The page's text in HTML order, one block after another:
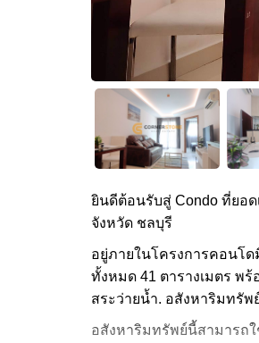
ยินดีต้อนรับสู่ Condo ที่ยอด
จังหวัด ชลบุรี
อยู่ภายในโครงการคอนโด
ทั้งหมด 41 ตารางเมตร พ
สระว่ายน้ำ. อสังหาริมทรัพ
อสังหาริมทรัพย์นี้สามารถ